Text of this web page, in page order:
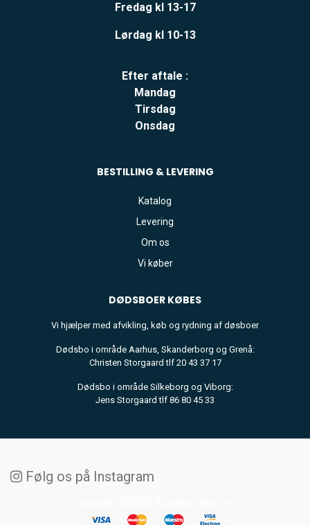
Fredag kl 13-17
Lørdag kl 10-13
Efter aftale :
Mandag
Tirsdag
Onsdag
BESTILLING & LEVERING
Katalog
Levering
Om os
Vi køber
DØDSBOER KØBES
Vi hjælper med afvikling, køb og rydning af døsboer
Dødsbo i område Aarhus, Skanderborg og Grenå:
Christen Storgaard tlf 20 43 37 17
Dødsbo i område Silkeborg og Viborg:
Jens Storgaard tlf 86 80 45 33
Følg os på Instagram